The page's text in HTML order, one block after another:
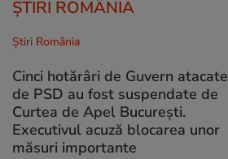
ȘTIRI ROMÂNIA
Știri România
Cinci hotărâri de Guvern atacate
de PSD au fost suspendate de
Curtea de Apel București.
Executivul acuză blocarea unor
măsuri importante